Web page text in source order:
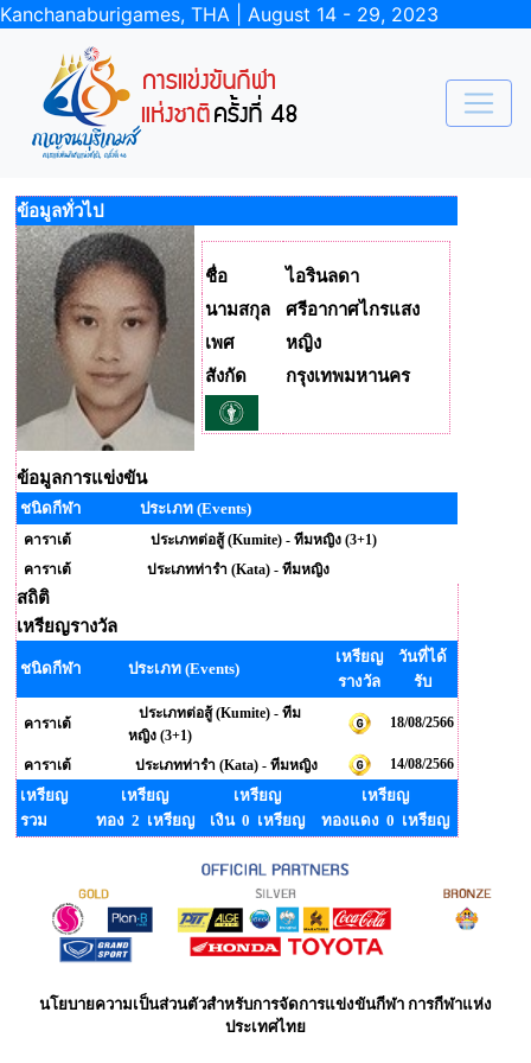
Kanchanaburigames, THA | August 14 - 29, 2023
ข้อมูลทั่วไป
ชื่อ
ไอรินลดา
นามสกุล
ศรีอากาศไกรแสง
เพศ
หญิง
สังกัด
กรุงเทพมหานคร
ข้อมูลการแข่งขัน
ชนิดกีฬา ประเภท (Events)
คาราเต้
ประเภทต่อสู้ (Kumite) - ทีมหญิง (3+1)
คาราเต้
ประเภทท่ารำ (Kata) - ทีมหญิง
สถิติ
เหรียญรางวัล
ชนิดกีฬา ประเภท (Events)
เหรียญ
รางวัล
วันที่ได้
รับ
คาราเต้
ประเภทต่อสู้ (Kumite) - ทีม
หญิง (3+1)
18/08/2566
คาราเต้ ประเภทท่ารำ (Kata) - ทีมหญิง 14/08/2566
เหรียญ
รวม
เหรียญ
ทอง 2 เหรียญ
เหรียญ
เงิน 0 เหรียญ
เหรียญ
ทองแดง 0 เหรียญ
นโยบายความเป็นส่วนตัวสำหรับการจัดการแข่งขันกีฬา การกีฬาแห่ง
ประเทศไทย